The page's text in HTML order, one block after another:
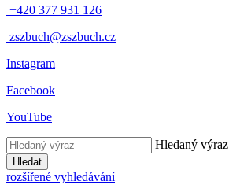
+420 377 931 126
zszbuch@zszbuch.cz
Instagram
Facebook
YouTube
Hledaný výraz
Hledat
rozšířené vyhledávání